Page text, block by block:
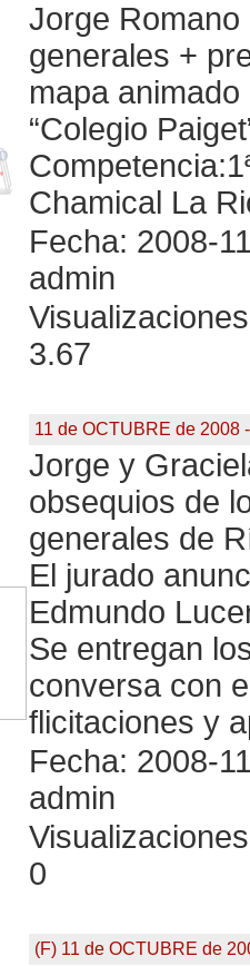
Jorge
generales +
mapa
“Colegio
Chamical La
Fecha: 2008-
admin
3.67
11 de OCTUBRE de 2008
Jorge y
obsequios de
generales de
El jurado
Edmundo
Se entregan
conversa con
flicitaciones y
Fecha: 2008-
admin
0
(F) 11 de OCTUBRE de